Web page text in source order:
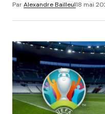
ParAlexandre Bailleul18 mai